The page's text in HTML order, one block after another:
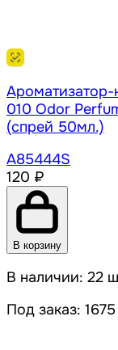
Ароматизатор-
010 Odor
(спрей 50мл.)
A85444S
120 ₽
В корзину
В наличии: 22
Под заказ: